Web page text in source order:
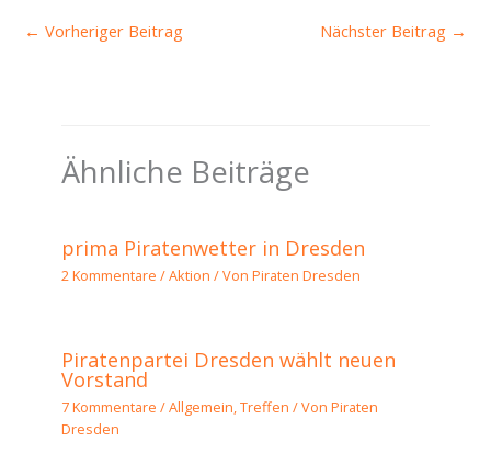
← Vorheriger Beitrag Nächster Beitrag →
Ähnliche Beiträge
prima Piratenwetter in Dresden
2 Kommentare /Aktion / VonPiraten Dresden
Piratenpartei Dresden wählt neuen
Vorstand
7 Kommentare /Allgemein,Treffen / VonPiraten
Dresden